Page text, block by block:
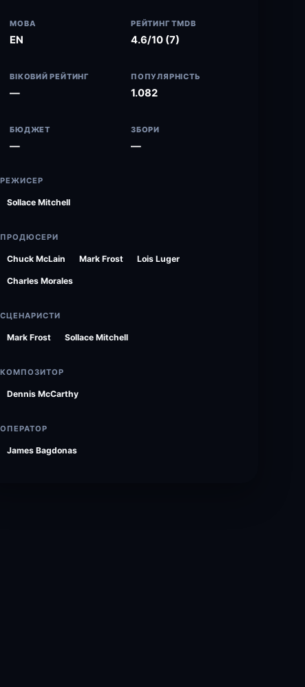
МОВА
EN
РЕЙТИНГ TMDB
4.6/10 (7)
ВІКОВИЙ РЕЙТИНГ
—
ПОПУЛЯРНІСТЬ
1.082
БЮДЖЕТ
—
ЗБОРИ
—
РЕЖИСЕР
Sollace Mitchell
ПРОДЮСЕРИ
Chuck McLain Mark Frost Lois Luger
Charles Morales
СЦЕНАРИСТИ
Mark Frost Sollace Mitchell
КОМПОЗИТОР
Dennis McCarthy
ОПЕРАТОР
James Bagdonas